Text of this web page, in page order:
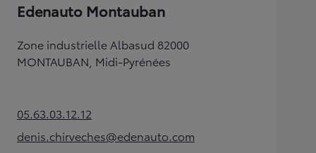
Edenauto Montauban
Zone industrielle Albasud 82000
MONTAUBAN, Midi-Pyrénées
05.63.03.12.12(Opens in new tab)
denis.chirveches@edenauto.com
(Opens in new tab)